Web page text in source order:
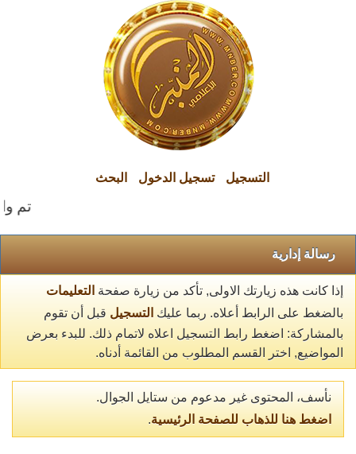
التسجيل تسجيل الدخول البحث
تم
رسالة إدارية
إذا كانت هذه زيارتك الاولى, تأكد من زيارة صفحة التعليمات
بالضغط على الرابط أعلاه. ربما عليك التسجيل قبل أن تقوم
بالمشاركة: اضغط رابط التسجيل اعلاه لاتمام ذلك. للبدء بعرض
المواضيع, اختر القسم المطلوب من القائمة أدناه.
نأسف، المحتوى غير مدعوم من ستايل الجوال.
اضغط هنا للذهاب للصفحة الرئيسية.